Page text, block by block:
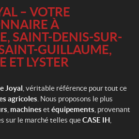
– VOTRE
À
SAINT-DENIS-SUR-
GUILLAUME,
ET LYSTER
Joyal , véritable référence pour tout ce
agricoles . Nous proposons le plus
machines et équipements , provenant
sur le marché telles queCASE IH